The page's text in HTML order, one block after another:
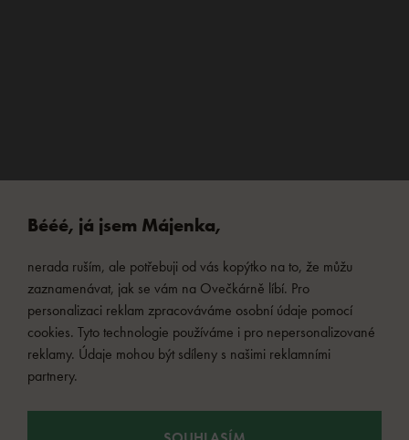
Bééé, já jsem Májenka,
nerada ruším, ale potřebuji od vás kopýtko na to, že můžu
zaznamenávat, jak se vám na Ovečkárně líbí. Pro
personalizaci reklam zpracováváme osobní údaje pomocí
cookies. Tyto technologie používáme i pro nepersonalizované
reklamy. Údaje mohou být sdíleny s našimi reklamními
partnery.